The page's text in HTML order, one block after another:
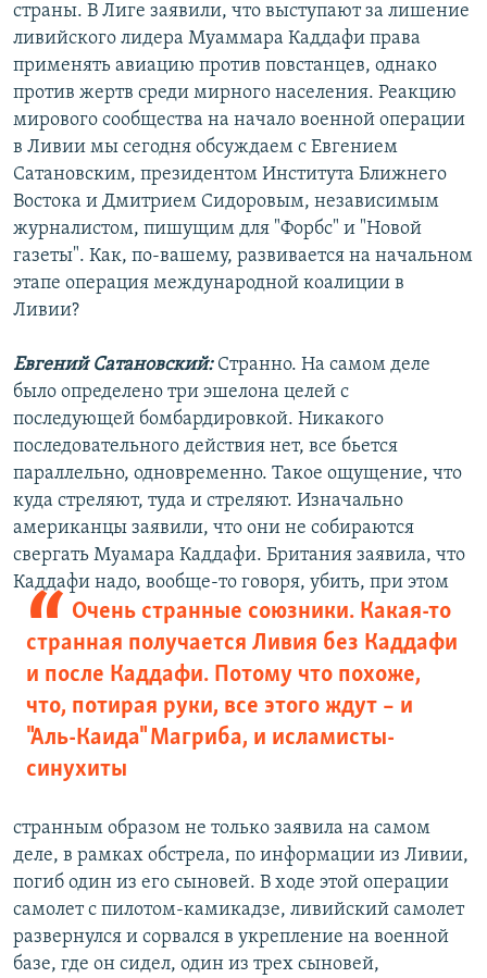
страны. В Лиге заявили, что выступают за лишение
ливийского лидера Муаммара Каддафи права
применять авиацию против повстанцев, однако
против жертв среди мирного населения. Реакцию
мирового сообщества на начало военной операции
в Ливии мы сегодня обсуждаем с Евгением
Сатановским, президентом Института Ближнего
Востока и Дмитрием Сидоровым, независимым
журналистом, пишущим для "Форбс" и "Новой
газеты". Как, по-вашему, развивается на начальном
этапе операция международной коалиции в
Ливии?
Евгений Сатановский: Странно. На самом деле
было определено три эшелона целей с
последующей бомбардировкой. Никакого
последовательного действия нет, все бьется
параллельно, одновременно. Такое ощущение, что
куда стреляют, туда и стреляют. Изначально
американцы заявили, что они не собираются
свергать Муамара Каддафи. Британия заявила, что
Каддафи надо, вообще-то говоря, убить, при этом
Очень странные союзники. Какая-то
странная получается Ливия без Каддафи
и после Каддафи. Потому что похоже,
что, потирая руки, все этого ждут – и
"Аль-Каида" Магриба, и исламисты-
синухиты
странным образом не только заявила на самом
деле, в рамках обстрела, по информации из Ливии,
погиб один из его сыновей. В ходе этой операции
самолет с пилотом-камикадзе, ливийский самолет
развернулся и сорвался в укрепление на военной
базе, где он сидел, один из трех сыновей,